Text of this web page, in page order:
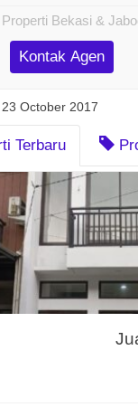
Bekasi &
Kontak Agen
October 2017
Terbaru